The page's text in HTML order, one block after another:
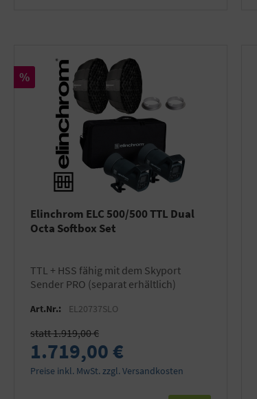
Rabatt
%
Elinchrom ELC 500/500 TTL Dual
Octa Softbox Set
TTL + HSS fähig mit dem Skyport
Sender PRO (separat erhältlich)
Art.Nr.: EL20737SLO
statt 1.919,00 €
1.719,00 €
Preise inkl. MwSt. zzgl. Versandkosten